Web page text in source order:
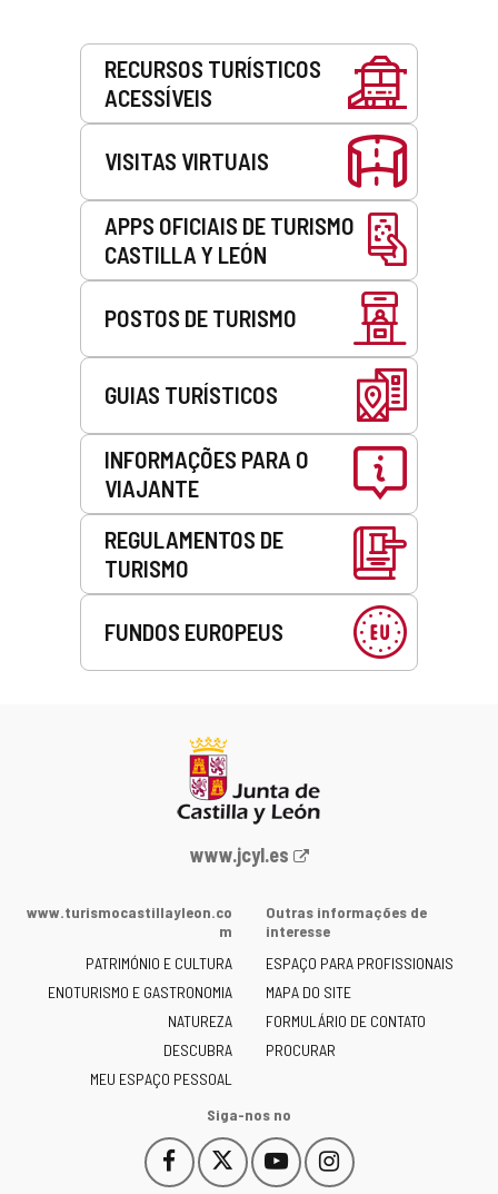
RECURSOS TURÍSTICOS
ACESSÍVEIS
VISITAS VIRTUAIS
APPS OFICIAIS DE TURISMO
CASTILLA Y LEÓN
POSTOS DE TURISMO
GUIAS TURÍSTICOS
INFORMAÇÕES PARA O
VIAJANTE
REGULAMENTOS DE
TURISMO
FUNDOS EUROPEUS
Portal
Junta
Castilla
y
León
-
www.jcyl.es
www.turismocastillayleon.co
m
PATRIMÓNIO E CULTURA
ENOTURISMO E GASTRONOMIA
NATUREZA
DESCUBRA
MEU ESPAÇO PESSOAL
Outras informações de
interesse
ESPAÇO PARA PROFISSIONAIS
MAPA DO SITE
FORMULÁRIO DE CONTATO
PROCURAR
Siga-nos no
Facebook
Este
Este
YouTube
Este
Instagram
Este